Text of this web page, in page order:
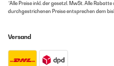
*Alle Preise inkl. der gesetzl. MwSt. Alle
durchgestrichenen Preise entsprechen dem
Versand